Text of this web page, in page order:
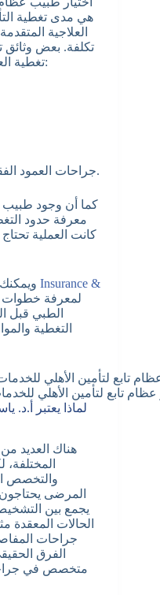
هي مدى تغطية
العلاجية
تكلفة. بعض وثائق
تغطية العديد من خدمات جراحة العظام مثل:
جراحات العمود الفقري وحقن المفاصل العلاجية.
كما أن وجود طبيب
معرفة حدود
كانت العملية
Insurance &
الطبي قبل
التغطية
عظام تابع لتأمين الأهلي
لماذا يعتبر أ.د.
هناك العديد
والتخصص
المرضى
يجمع بين
الحالات المعقدة
جراحات
الفرق
متخصص في جراحة